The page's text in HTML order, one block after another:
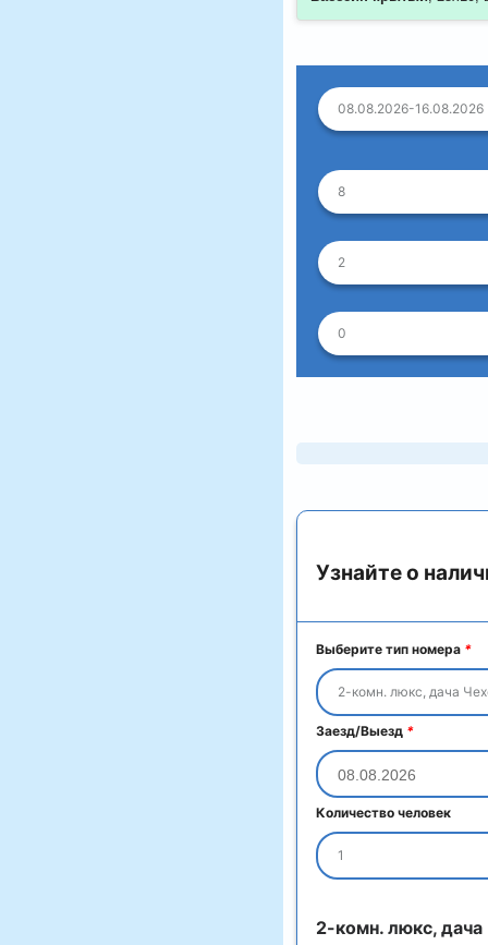
08.08.2026-16.08.2026
8
2
0
Узнайте о
2-комн. люкс,
Выберите тип номера *
2-комн. люкс, дача
Заезд/Выезд *
Количество человек
1